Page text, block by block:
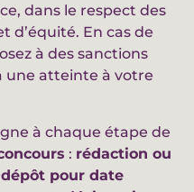
dans le respect des
d’équité. En cas de
à des sanctions
une atteinte à votre
à chaque étape de
: rédaction ou
pour date